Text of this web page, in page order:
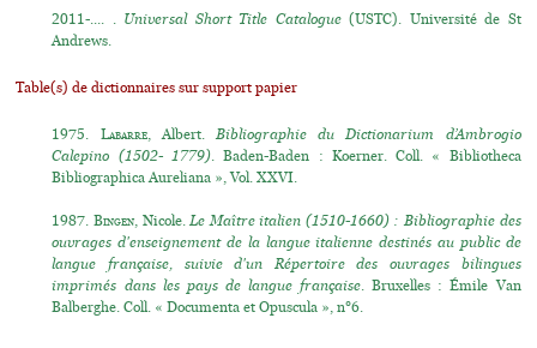
2011-.... . Universal Short Title Catalogue(USTC). Université de St
Andrews.
Table(s) de dictionnaires sur support papier
1975. Labarre, Albert.Bibliographie du Dictionarium d’Ambrogio
Calepino (1502- 1779). Baden-Baden : Koerner. Coll. « Bibliotheca
Bibliographica Aureliana », Vol. XXVI.
1987.Bingen, Nicole.Le Maître italien (1510-1660) : Bibliographie des
ouvrages d'enseignement de la langue italienne destinés au public de
langue française, suivie d'un Répertoire des ouvrages bilingues
imprimés dans les pays de langue française. Bruxelles : Émile Van
Balberghe. Coll. « Documenta et Opuscula », n°6.